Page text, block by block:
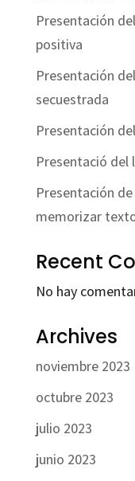
Presentación
positiva
Presentación
secuestrada
Presentación
Presentació del
Presentación
memorizar
Recent
No hay
Archives
noviembre 2023
octubre 2023
julio 2023
junio 2023